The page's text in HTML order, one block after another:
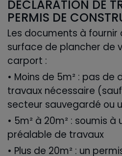
DÉCLARATION DE
PERMIS DE
Les documents à
surface de plancher de
carport :
• Moins de 5m² : pas
travaux nécessaire
secteur sauvegardé ou
• 5m² à 20m² : soumis
préalable de travaux
• Plus de 20m² : un